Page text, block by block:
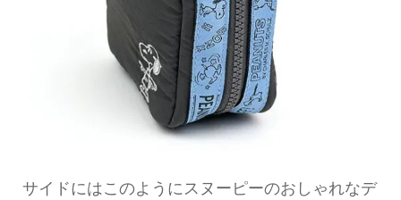
サイドにはこのようにスヌーピーのおしゃれなデ